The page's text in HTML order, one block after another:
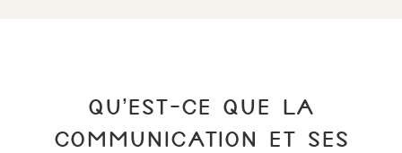
QU’EST-CE QUE LA
COMMUNICATION ET SES